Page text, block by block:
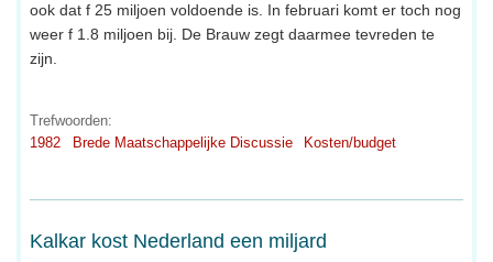
ook dat f 25 miljoen voldoende is. In februari komt er toch nog
weer f 1.8 miljoen bij. De Brauw zegt daarmee tevreden te
zijn.
Trefwoorden:
1982
Brede Maatschappelijke Discussie Kosten/budget
Kalkar kost Nederland een miljard